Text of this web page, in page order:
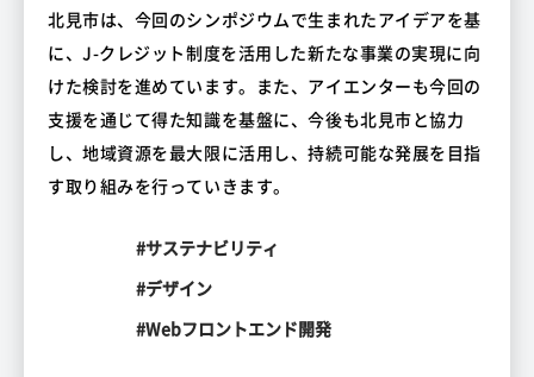
北見市は、今回のシンポジウムで生まれたアイデアを基
に、J-クレジット制度を活用した新たな事業の実現に向
けた検討を進めています。また、アイエンターも今回の
支援を通じて得た知識を基盤に、今後も北見市と協力
し、地域資源を最大限に活用し、持続可能な発展を目指
す取り組みを行っていきます。
#サステナビリティ
#デザイン
#Webフロントエンド開発